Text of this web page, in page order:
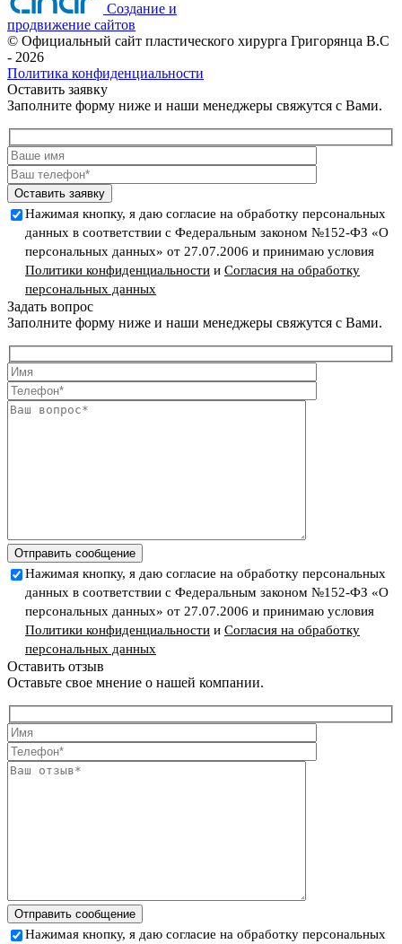
Создание и
продвижение сайтов
© Официальный сайт пластического хирурга Григорянца В.C
- 2026
Политика конфиденциальности
Оставить заявку
Заполните форму ниже и наши менеджеры свяжутся с Вами.
Оставить заявку
Нажимая кнопку, я даю согласие на обработку персональных
данных в соответствии с Федеральным законом №152-ФЗ «О
персональных данных» от 27.07.2006 и принимаю условия
Политики конфиденциальности и Согласия на обработку
персональных данных
Задать вопрос
Заполните форму ниже и наши менеджеры свяжутся с Вами.
Отправить сообщение
Нажимая кнопку, я даю согласие на обработку персональных
данных в соответствии с Федеральным законом №152-ФЗ «О
персональных данных» от 27.07.2006 и принимаю условия
Политики конфиденциальности и Согласия на обработку
персональных данных
Оставить отзыв
Оставьте свое мнение о нашей компании.
Отправить сообщение
Нажимая кнопку, я даю согласие на обработку персональных